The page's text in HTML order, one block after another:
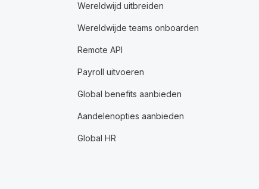
Wereldwijd uitbreiden
Wereldwijde teams onboarden
Remote API
Payroll uitvoeren
Global benefits aanbieden
Aandelenopties aanbieden
Global HR